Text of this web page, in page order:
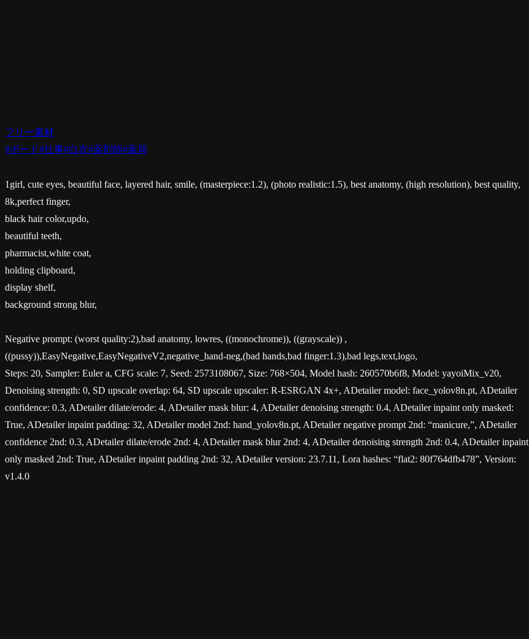
フリー素材
#ボード#仕事#白衣#薬剤師#薬局
1girl, cute eyes, beautiful face, layered hair, smile, (masterpiece:1.2), (photo realistic:1.5), best anatomy, (high resolution), best quality,
8k,perfect finger,
black hair color,updo,
beautiful teeth,
pharmacist,white coat,
holding clipboard,
display shelf,
background strong blur,
Negative prompt: (worst quality:2),bad anatomy, lowres, ((monochrome)), ((grayscale)) ,
((pussy)),EasyNegative,EasyNegativeV2,negative_hand-neg,(bad hands,bad finger:1.3),bad legs,text,logo,
Steps: 20, Sampler: Euler a, CFG scale: 7, Seed: 2573108067, Size: 768×504, Model hash: 260570b6f8, Model: yayoiMix_v20,
Denoising strength: 0, SD upscale overlap: 64, SD upscale upscaler: R-ESRGAN 4x+, ADetailer model: face_yolov8n.pt, ADetailer
confidence: 0.3, ADetailer dilate/erode: 4, ADetailer mask blur: 4, ADetailer denoising strength: 0.4, ADetailer inpaint only masked:
True, ADetailer inpaint padding: 32, ADetailer model 2nd: hand_yolov8n.pt, ADetailer negative prompt 2nd: “manicure,”, ADetailer
confidence 2nd: 0.3, ADetailer dilate/erode 2nd: 4, ADetailer mask blur 2nd: 4, ADetailer denoising strength 2nd: 0.4, ADetailer inpaint
only masked 2nd: True, ADetailer inpaint padding 2nd: 32, ADetailer version: 23.7.11, Lora hashes: “flat2: 80f764dfb478”, Version:
v1.4.0